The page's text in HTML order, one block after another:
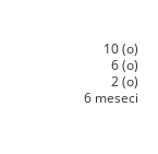
10 (o)
6 (o)
2 (o)
6 meseci